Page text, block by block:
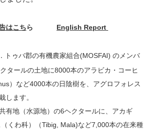
はこちら English Report
トゥバ郡の有機農家組合(MOSFAI) のメンバ
タールの土地に8000本のアラビカ・コーヒ
）など4000本の日陰樹を、アグロフォレス
します。
有地（水源地）の6ヘクタールに、アカギ
（くわ科）（Tibig, Mala)など7,000本の在来種